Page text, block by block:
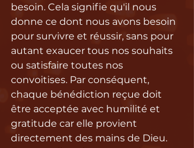
besoin. Cela signifie qu'il nous
donne ce dont nous avons besoin
pour survivre et réussir, sans pour
autant exaucer tous nos souhaits
ou satisfaire toutes nos
convoitises. Par conséquent,
chaque bénédiction reçue doit
être acceptée avec humilité et
gratitude car elle provient
directement des mains de Dieu.